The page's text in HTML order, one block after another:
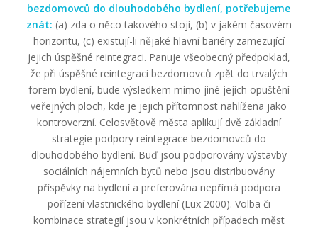
bezdomovců do dlouhodobého bydlení, potřebujeme
znát: (a) zda o něco takového stojí, (b) v jakém časovém
horizontu, (c) existují-li nějaké hlavní bariéry zamezující
jejich úspěšné reintegraci. Panuje všeobecný předpoklad,
že při úspěšné reintegraci bezdomovců zpět do trvalých
forem bydlení, bude výsledkem mimo jiné jejich opuštění
veřejných ploch, kde je jejich přítomnost nahlížena jako
kontroverzní. Celosvětově města aplikují dvě základní
strategie podpory reintegrace bezdomovců do
dlouhodobého bydlení. Buď jsou podporovány výstavby
sociálních nájemních bytů nebo jsou distribuovány
příspěvky na bydlení a preferována nepřímá podpora
pořízení vlastnického bydlení (Lux 2000). Volba či
kombinace strategií jsou v konkrétních případech měst